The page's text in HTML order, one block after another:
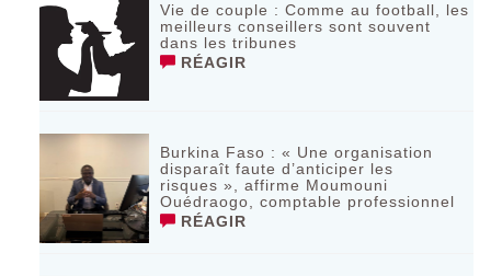
Vie de couple : Comme au football, les
meilleurs conseillers sont souvent
dans les tribunes
RÉAGIR
Burkina Faso : « Une organisation
disparaît faute d’anticiper les
risques », affirme Moumouni
Ouédraogo, comptable professionnel
RÉAGIR